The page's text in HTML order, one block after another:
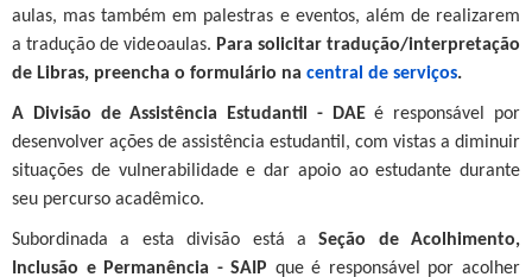
aulas, mas também em palestras e eventos, além de realizarem
a tradução de videoaulas. Para solicitar tradução/interpretação
de Libras, preencha o formulário na central de serviços.
A Divisão de Assistência Estudantil - DAEé responsável por
desenvolver ações de assistência estudantil, com vistas a diminuir
situações de vulnerabilidade e dar apoio ao estudante durante
seu percurso acadêmico.
Subordinada a esta divisão está aSeção de Acolhimento,
Inclusão e Permanência - SAIP que é responsável por acolher